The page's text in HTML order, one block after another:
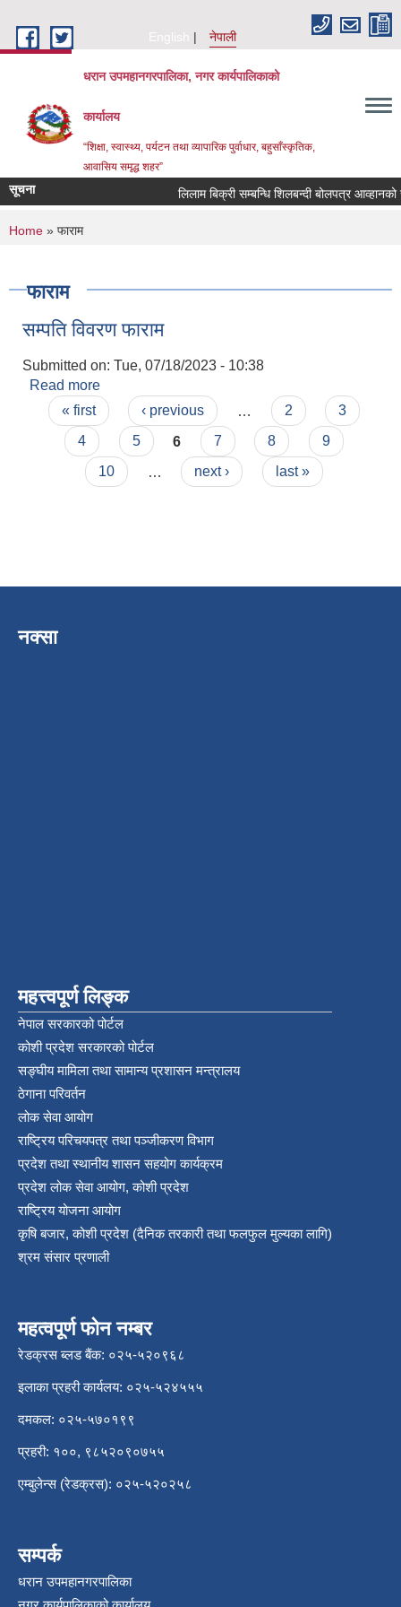
English
नेपाली
धरान उपमहानगरपालिका, नगर कार्यपालिकाको
कार्यालय
“शिक्षा, स्वास्थ्य, पर्यटन तथा व्यापारिक पुर्वाधार, बहुसाँस्कृतिक,
आवासिय समृद्ध शहर”
सूचना लिलाम बिक्री सम्बन्धि शिलबन्दी
You are here
Home » फाराम
फाराम
सम्पति विवरण फाराम
Submitted on: Tue, 07/18/2023 - 10:38
Read more
Pages
« first ‹ previous 2
3
4
5 6 7 8
9
10
next › last »
नक्सा
महत्त्वपूर्ण लिङ्क
नेपाल सरकारको पोर्टल
कोशी प्रदेश सरकारको पोर्टल
सङ्‍घीय मामिला तथा सामान्य प्रशासन मन्त्रालय
ठेगाना परिवर्तन
लोक सेवा आयोग
राष्ट्रिय परिचयपत्र तथा पञ्‍जीकरण विभाग
प्रदेश तथा स्थानीय शासन सहयोग कार्यक्रम
प्रदेश लोक सेवा आयोग, कोशी प्रदेश
राष्ट्रिय योजना आयोग
कृषि बजार, कोशी प्रदेश (दैनिक तरकारी तथा फलफुल मुल्यका लागि)
श्रम संसार प्रणाली
महत्वपूर्ण फोन नम्बर
रेडक्रस ब्लड बैंक: ०२५-५२०९६८
इलाका प्रहरी कार्यलय: ०२५-५२४५५५
दमकल: ०२५-५७०१९९
प्रहरी: १००, ९८५२०९०७५५
एम्बुलेन्स (रेडक्रस): ०२५-५२०२५८
सम्पर्क
धरान उपमहानगरपालिका